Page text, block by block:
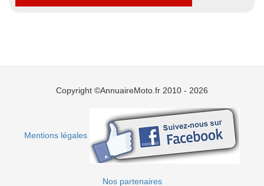
Copyright ©AnnuaireMoto.fr 2010 - 2026
Mentions légales
Nos partenaires